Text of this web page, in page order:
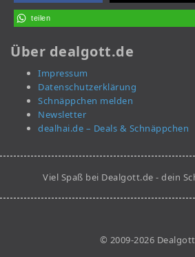
teilen
Über dealgott.de
Impressum
Datenschutzerklärung
Schnäppchen melden
Newsletter
dealhai.de – Deals & Schnäppchen
Viel Spaß bei Dealgott.de - dein
© 2009-2026